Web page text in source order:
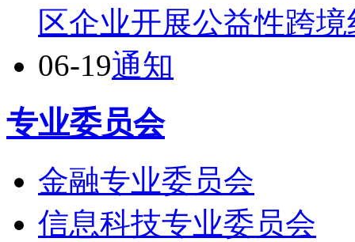
区企业开展公益性跨
06-19通知
专业委员会
金融专业委员会
信息科技专业委员会